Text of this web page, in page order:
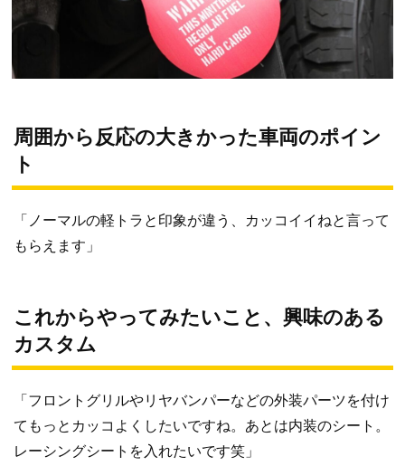
周囲から反応の大きかった車両のポイン
ト
「ノーマルの軽トラと印象が違う、カッコイイねと言って
もらえます」
これからやってみたいこと、興味のある
カスタム
「フロントグリルやリヤバンパーなどの外装パーツを付け
てもっとカッコよくしたいですね。あとは内装のシート。
レーシングシートを入れたいです笑」